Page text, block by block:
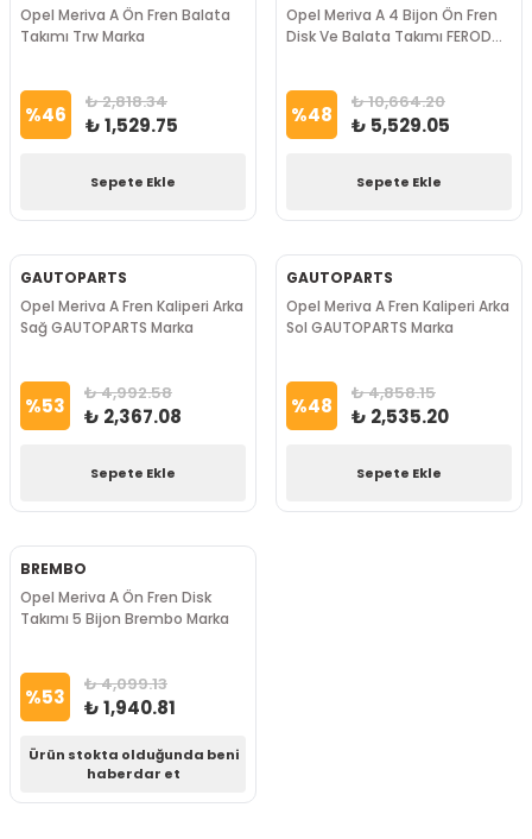
Opel Meriva A Ön Fren Balata
Takımı Trw Marka
%46 ₺ 2,818.34
₺ 1,529.75
Sepete Ekle
Opel Meriva A 4 Bijon Ön Fren
Disk Ve Balata Takımı FERODO
%48 ₺ 10,664.20
₺ 5,529.05
Sepete Ekle
GAUTOPARTS
Opel Meriva A Fren Kaliperi Arka
Sağ GAUTOPARTS Marka
%53 ₺ 4,992.58
₺ 2,367.08
Sepete Ekle
GAUTOPARTS
Opel Meriva A Fren Kaliperi Arka
Sol GAUTOPARTS Marka
%48 ₺ 4,858.15
₺ 2,535.20
Sepete Ekle
BREMBO
Opel Meriva A Ön Fren Disk
Takımı 5 Bijon Brembo Marka
%53 ₺ 4,099.13
₺ 1,940.81
Ürün stokta olduğunda beni
haberdar et